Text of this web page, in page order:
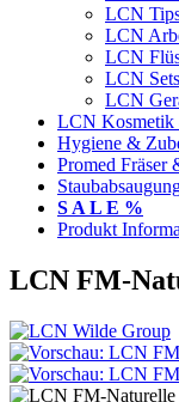
LCN
LCN
LCN
LCN Sets
LCN
LCN Kosmetik
Hygiene &
Promed Fräser
S A L E %
Produkt
LCN FM-